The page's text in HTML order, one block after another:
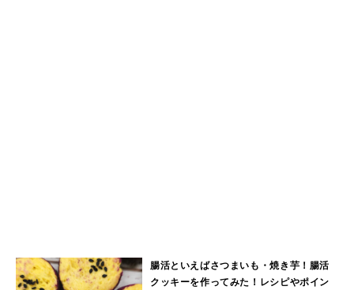
腸活といえばさつまいも・焼き芋！腸活
クッキーを作ってみた！レシピやポイン